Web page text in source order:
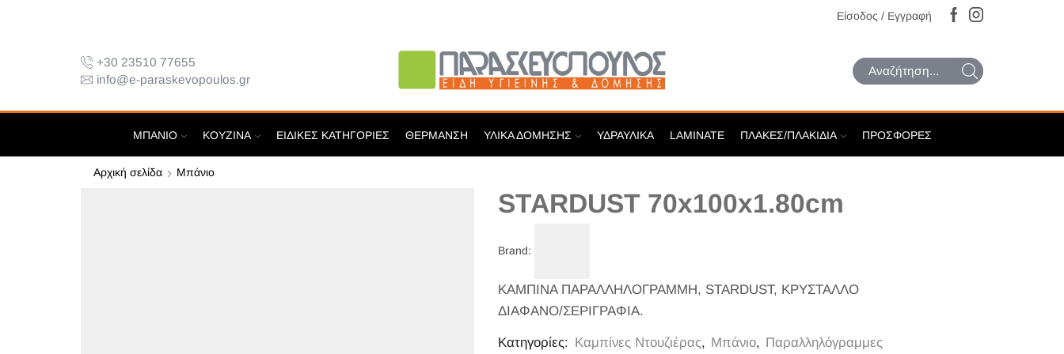
Είσοδος / Εγγραφή
+30 23510 77655
info@e-paraskevopoulos.gr
Search
ΜΠΆΝΙΟ ΚΟΥΖΊΝΑ ΕΙΔΙΚΈΣ ΚΑΤΗΓΟΡΊΕΣ ΘΈΡΜΑΝΣΗ ΥΛΙΚΆ ΔΌΜΗΣΗΣ ΥΔΡΑΥΛΙΚΆ LAMINATE ΠΛΆΚΕΣ/ΠΛΑΚΊΔΙΑ ΠΡΟΣΦΟΡΈΣ
Αρχική σελίδα Μπάνιο
STARDUST 70x100x1.80cm
Brand:
ΚΑΜΠΙΝΑ ΠΑΡΑΛΛΗΛΟΓΡΑΜΜΗ, STARDUST, ΚΡΥΣΤΑΛΛΟ
ΔΙΑΦΑΝΟ/ΣΕΡΙΓΡΑΦΙΑ.
Κατηγορίες: Καμπίνες Ντουζιέρας, Μπάνιο, Παραλληλόγραμμες